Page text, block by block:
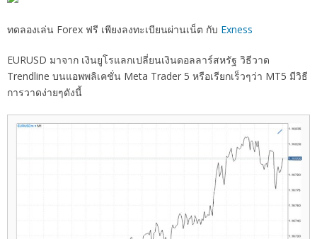
ทดลองเล่น Forex ฟรี เพียงลงทะเบียนผ่านเน็ต กับ Exness
EURUSD มาจาก เงินยูโรแลกเปลี่ยนเงินดอลลาร์สหรัฐ วิธีวาด
Trendline บนแอพพลิเคชั่น Meta Trader 5 หรือเรียกเร็วๆว่า MT5 มีวิธี
การวาดง่ายๆดังนี้